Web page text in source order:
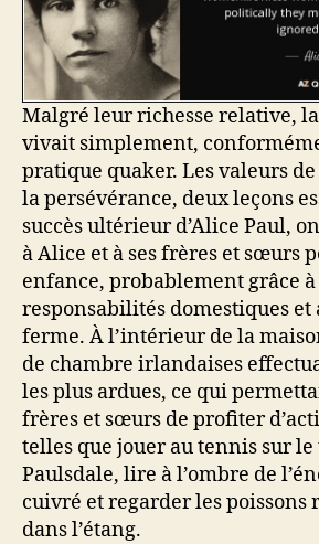
Malgré leur richesse relative,
vivait simplement,
pratique quaker. Les valeurs
la persévérance, deux leçons
succès ultérieur d’Alice Paul,
à Alice et à ses frères et sœurs
enfance, probablement grâce
responsabilités domestiques et
ferme. À l’intérieur de la
de chambre irlandaises
les plus ardues, ce qui
frères et sœurs de profiter
telles que jouer au tennis sur
Paulsdale, lire à l’ombre de
cuivré et regarder les poissons
dans l’étang.